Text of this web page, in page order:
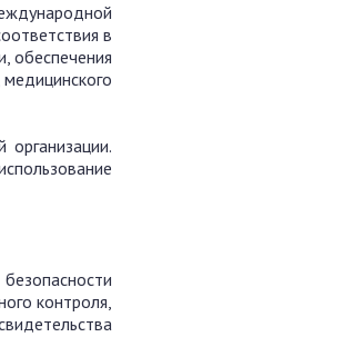
в
обеспечения
контроля,